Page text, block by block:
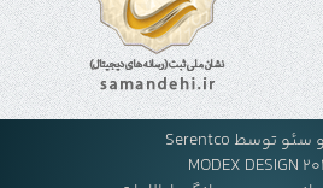
سئو توسط Serentco